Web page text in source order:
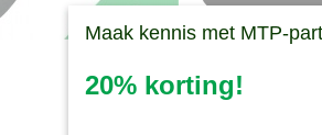
Bruto gewicht
Maak kennis met MTP-
20% korting!